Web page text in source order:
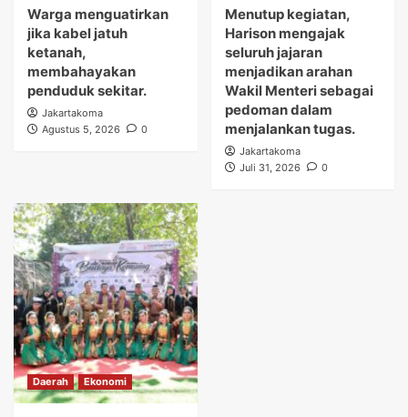
Warga menguatirkan
jika kabel jatuh
ketanah,
membahayakan
penduduk sekitar.
Jakartakoma
Agustus 5, 2026
0
Menutup kegiatan,
Harison mengajak
seluruh jajaran
menjadikan arahan
Wakil Menteri sebagai
pedoman dalam
menjalankan tugas.
Jakartakoma
Juli 31, 2026
0
Daerah Ekonomi